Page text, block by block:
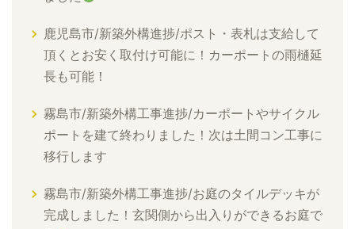
鹿児島市/新築外構進捗/ポスト・表札は支給して
頂くとお安く取付け可能に！カーポートの雨樋延
長も可能！
霧島市/新築外構工事進捗/カーポートやサイクル
ポートを建て終わりました！次は土間コン工事に
移行します
霧島市/新築外構工事進捗/お庭のタイルデッキが
完成しました！玄関側から出入りができるお庭で